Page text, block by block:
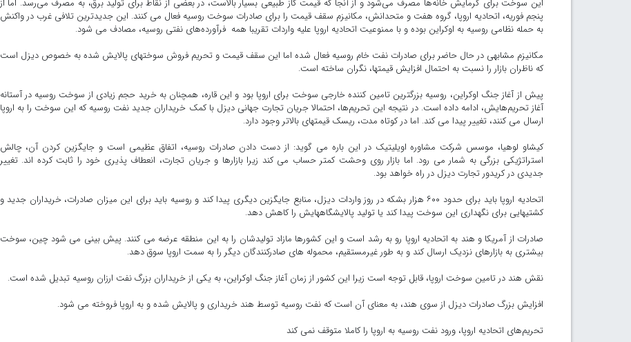
این سوخت برای گرمایش خانه‌ها مصرف می‌شود و از آنجا که قیمت گاز طبیعی بسیار بالاست، در بعضی از نقاط برای تولید برق، به مصرف می‌رسد. اما از
پنجم فوریه، اتحادیه اروپا، گروه هفت و متحدانش، مکانیزم سقف قیمت را برای صادرات سوخت روسیه فعال می کنند. این جدیدترین تلافی غرب در واکنش
به حمله نظامی روسیه به اوکراین بوده و با ممنوعیت اتحادیه اروپا علیه واردات تقریبا همه فرآورده‌های نفتی روسیه، مصادف می شود.
مکانیزم مشابهی در حال حاضر برای صادرات نفت خام روسیه فعال شده اما این سقف قیمت و تحریم فروش سوختهای پالایش شده به خصوص دیزل است
که ناظران بازار را نسبت به احتمال افزایش قیمتها، نگران ساخته است.
پیش از آغاز جنگ اوکراین، روسیه بزرگترین تامین کننده خارجی سوخت برای اروپا بود و این قاره، همچنان به خرید حجم زیادی از سوخت روسیه در آستانه
آغاز تحریم‌هایش، ادامه داده است. در نتیجه این تحریم‌ها، احتمالا جریان تجارت جهانی دیزل با کمک خریداران جدید نفت روسیه که این سوخت را به اروپا
ارسال می کنند، تغییر پیدا می کند. اما در کوتاه مدت، ریسک قیمتهای بالاتر وجود دارد.
کیشاو لوهیا، موسس شرکت مشاوره اویلیتیک در این باره می گوید: از دست دادن صادرات روسیه، اتفاق عظیمی است و جایگزین کردن آن، چالش
استراتژیکی بزرگی به شمار می رود. اما بازار روی وحشت کمتر حساب می کند زیرا بازارها و جریان تجارت، انعطاف پذیری خود را ثابت کرده اند. تغییر
جدیدی در کریدور تجارت دیزل در راه خواهد بود.
اتحادیه اروپا باید برای حدود ۶۰۰ هزار بشکه در روز واردات دیزل، منابع جایگزین دیگری پیدا کند و روسیه باید برای این میزان صادرات، خریداران جدید و
کشتیهایی برای نگهداری این سوخت پیدا کند یا تولید پالایشگاههایش را کاهش دهد.
صادرات از آمریکا و هند به اتحادیه اروپا رو به رشد است و این کشورها مازاد تولیدشان را به این منطقه عرضه می کنند. پیش بینی می شود چین، سوخت
بیشتری به بازارهای نزدیک ارسال کند و به طور غیرمستقیم، محموله های صادرکنندگان دیگر را به سمت اروپا سوق دهد.
نقش هند در تامین سوخت اروپا، قابل توجه است زیرا این کشور از زمان آغاز جنگ اوکراین، به یکی از خریداران بزرگ نفت ارزان روسیه تبدیل شده است.
افزایش بزرگ صادرات دیزل از سوی هند، به معنای آن است که نفت روسیه توسط هند خریداری و پالایش شده و به اروپا فروخته می شود.
تحریم‌های اتحادیه اروپا، ورود نفت روسیه به اروپا را کاملا متوقف نمی کند